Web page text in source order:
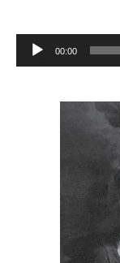
Audio-
00:00